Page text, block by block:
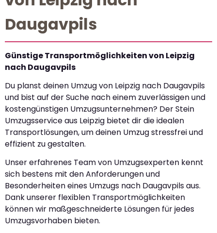
Daugavpils
Günstige Transportmöglichkeiten von Leipzig
nach Daugavpils
Du planst deinen Umzug von Leipzig nach Daugavpils
und bist auf der Suche nach einem zuverlässigen und
kostengünstigen Umzugsunternehmen? Der Stein
Umzugsservice aus Leipzig bietet dir die idealen
Transportlösungen, um deinen Umzug stressfrei und
effizient zu gestalten.
Unser erfahrenes Team von Umzugsexperten kennt
sich bestens mit den Anforderungen und
Besonderheiten eines Umzugs nach Daugavpils aus.
Dank unserer flexiblen Transportmöglichkeiten
können wir maßgeschneiderte Lösungen für jedes
Umzugsvorhaben bieten.